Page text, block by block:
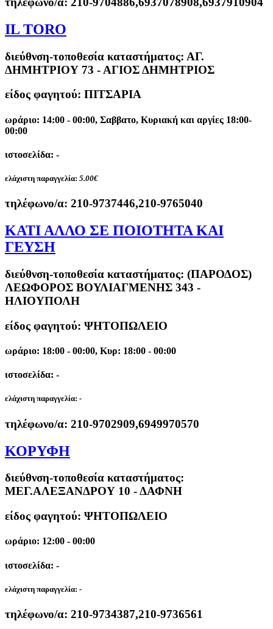
IL TORO
διεύθνση-τοποθεσία καταστήματος: ΑΓ.
ΔΗΜΗΤΡΙΟΥ 73 - ΑΓΙΟΣ ΔΗΜΗΤΡΙΟΣ
είδος φαγητού: ΠΙΤΣΑΡΙΑ
ωράριο: 14:00 - 00:00, Σαββατο, Κυριακή και αργίες 18:00-
00:00
ιστοσελίδα: -
ελάχιστη παραγγελία: 5.00€
τηλέφωνο/α: 210-9737446,210-9765040
ΚΑΤΙ ΑΛΛΟ ΣΕ ΠΟΙΟΤΗΤΑ ΚΑΙ
ΓΕΥΣΗ
διεύθνση-τοποθεσία καταστήματος: (ΠΑΡΟΔΟΣ)
ΛΕΩΦΟΡΟΣ ΒΟΥΛΙΑΓΜΕΝΗΣ 343 -
ΗΛΙΟΥΠΟΛΗ
είδος φαγητού: ΨΗΤΟΠΩΛΕΙΟ
ωράριο: 18:00 - 00:00, Κυρ: 18:00 - 00:00
ιστοσελίδα: -
ελάχιστη παραγγελία: -
τηλέφωνο/α: 210-9702909,6949970570
ΚΟΡΥΦΗ
διεύθνση-τοποθεσία καταστήματος:
ΜΕΓ.ΑΛΕΞΑΝΔΡΟΥ 10 - ΔΑΦΝΗ
είδος φαγητού: ΨΗΤΟΠΩΛΕΙΟ
ωράριο: 12:00 - 00:00
ιστοσελίδα: -
ελάχιστη παραγγελία: -
τηλέφωνο/α: 210-9734387,210-9736561